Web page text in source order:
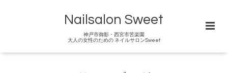
Nailsalon Sweet
神戸市御影・西宮市苦楽園
大人の女性のための ネイルサロンSweet